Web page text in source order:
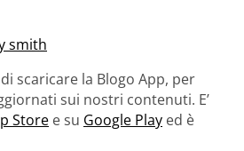
smith
scaricare la Blogo App, per
sui nostri contenuti. E’
Store e su Google Play ed è